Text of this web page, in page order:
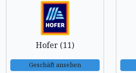
Hofer (11)
Geschäft ansehen